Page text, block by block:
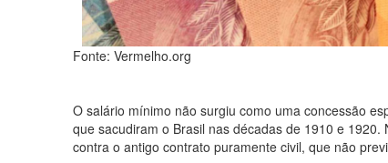
Fonte: Vermelho.org
O salário mínimo não surgiu como uma concessão
que sacudiram o Brasil nas décadas de 1910 e
contra o antigo contrato puramente civil, que não